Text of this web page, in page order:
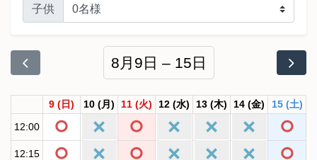
子供
8月9日 – 15日
9 (日) 10 (月) 11 (火) 12 (水) 13 (木) 14 (金) 15 (土)
12:00
12:15